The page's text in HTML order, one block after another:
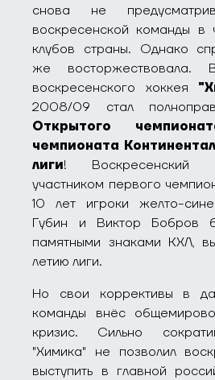
снова не
воскресенской команды в
клубов страны. Однако
же восторжествовала.
воскресенского хоккея
2008/09 стал
Открытого
чемпионата
лиги! Воскресенский
участником первого
10 лет игроки желто-
Губин и Виктор Бобров
памятными знаками КХЛ,
летию лиги.
Но свои коррективы в
команды внёс
кризис. Сильно
"Химика" не позволил
выступить в главной